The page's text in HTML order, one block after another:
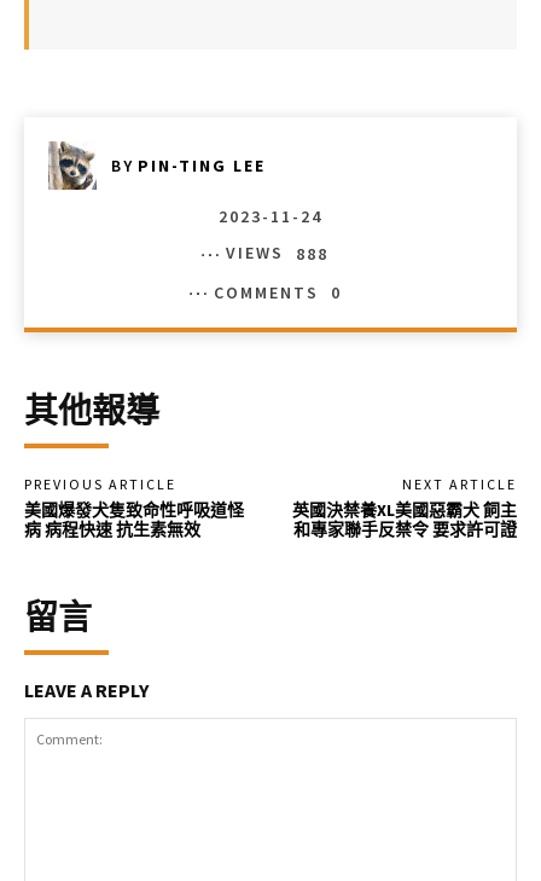
BY PIN-TING LEE
2023-11-24
VIEWS
888
COMMENTS
0
其他報導
PREVIOUS ARTICLE
美國爆發犬隻致命性呼吸道怪
病 病程快速 抗生素無效
NEXT ARTICLE
英國決禁養XL美國惡霸犬 飼主
和專家聯手反禁令 要求許可證
留言
LEAVE A REPLY